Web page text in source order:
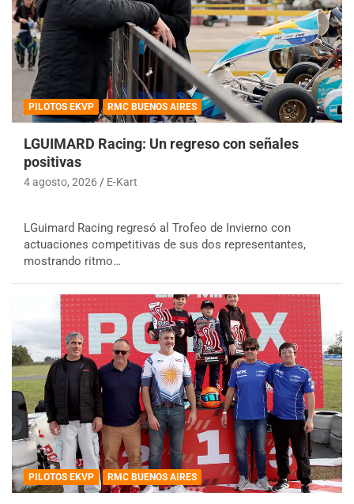
PILOTOS EKVP RMC BUENOS AIRES
LGUIMARD Racing: Un regreso con señales
positivas
4 agosto, 2026 E-Kart
LGuimard Racing regresó al Trofeo de Invierno con
actuaciones competitivas de sus dos representantes,
mostrando ritmo…
PILOTOS EKVP RMC BUENOS AIRES